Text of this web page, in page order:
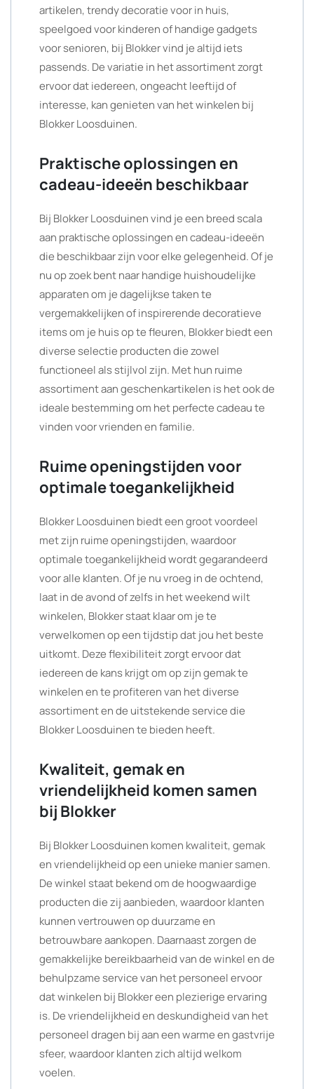
artikelen, trendy decoratie voor in huis,
speelgoed voor kinderen of handige gadgets
voor senioren, bij Blokker vind je altijd iets
passends. De variatie in het assortiment zorgt
ervoor dat iedereen, ongeacht leeftijd of
interesse, kan genieten van het winkelen bij
Blokker Loosduinen.
Praktische oplossingen en
cadeau-ideeën beschikbaar
Bij Blokker Loosduinen vind je een breed scala
aan praktische oplossingen en cadeau-ideeën
die beschikbaar zijn voor elke gelegenheid. Of je
nu op zoek bent naar handige huishoudelijke
apparaten om je dagelijkse taken te
vergemakkelijken of inspirerende decoratieve
items om je huis op te fleuren, Blokker biedt een
diverse selectie producten die zowel
functioneel als stijlvol zijn. Met hun ruime
assortiment aan geschenkartikelen is het ook de
ideale bestemming om het perfecte cadeau te
vinden voor vrienden en familie.
Ruime openingstijden voor
optimale toegankelijkheid
Blokker Loosduinen biedt een groot voordeel
met zijn ruime openingstijden, waardoor
optimale toegankelijkheid wordt gegarandeerd
voor alle klanten. Of je nu vroeg in de ochtend,
laat in de avond of zelfs in het weekend wilt
winkelen, Blokker staat klaar om je te
verwelkomen op een tijdstip dat jou het beste
uitkomt. Deze flexibiliteit zorgt ervoor dat
iedereen de kans krijgt om op zijn gemak te
winkelen en te profiteren van het diverse
assortiment en de uitstekende service die
Blokker Loosduinen te bieden heeft.
Kwaliteit, gemak en
vriendelijkheid komen samen
bij Blokker
Bij Blokker Loosduinen komen kwaliteit, gemak
en vriendelijkheid op een unieke manier samen.
De winkel staat bekend om de hoogwaardige
producten die zij aanbieden, waardoor klanten
kunnen vertrouwen op duurzame en
betrouwbare aankopen. Daarnaast zorgen de
gemakkelijke bereikbaarheid van de winkel en de
behulpzame service van het personeel ervoor
dat winkelen bij Blokker een plezierige ervaring
is. De vriendelijkheid en deskundigheid van het
personeel dragen bij aan een warme en gastvrije
sfeer, waardoor klanten zich altijd welkom
voelen.